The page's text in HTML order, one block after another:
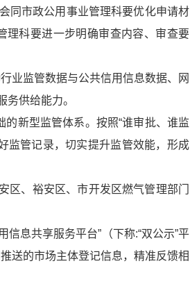
同市政公用事业管理科要优化申请材
理科要进一步明确审查内容、审查要
业监管数据与公共信用信息数据、网
务供给能力。
的新型监管体系。按照“谁审批、谁监
监管记录，切实提升监管效能，形成
区、裕安区、市开发区燃气管理部门
息共享服务平台”（下称:“双公示”平
送的市场主体登记信息，精准反馈相